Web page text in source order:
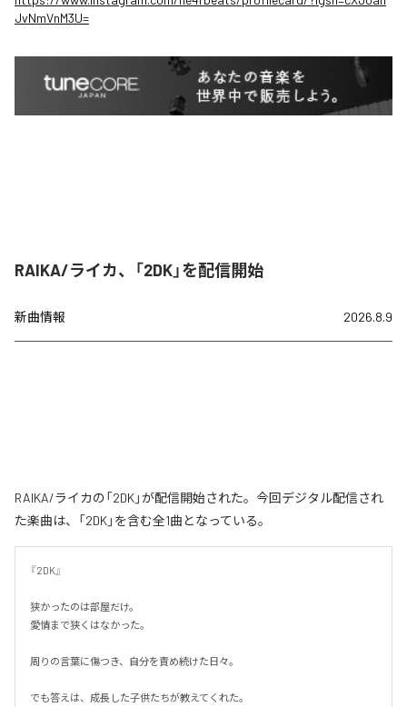
JvNmVnM3U=
RAIKA/ライカ、「2DK」を配信開始
新曲情報 2026.8.9
RAIKA/ライカの「2DK」が配信開始された。今回デジタル配信され
た楽曲は、「2DK」を含む全1曲となっている。
『2DK』
狭かったのは部屋だけ。
愛情まで狭くはなかった。
周りの言葉に傷つき、自分を責め続けた日々。
でも答えは、成長した子供たちが教えてくれた。